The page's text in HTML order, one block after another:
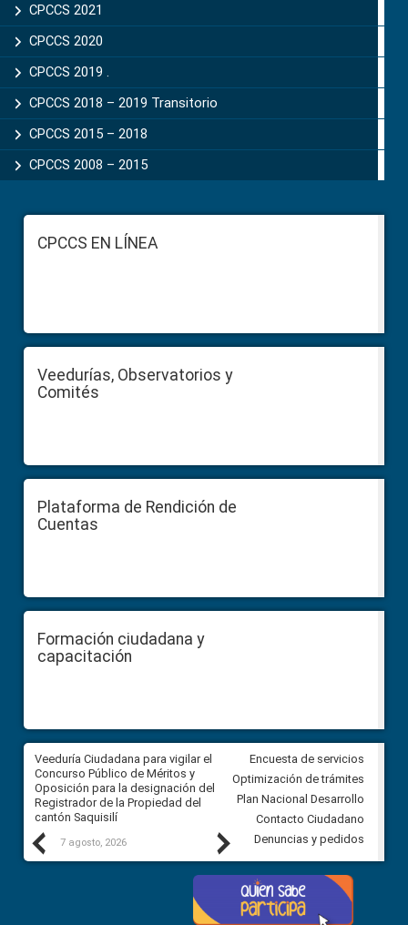
CPCCS 2021
CPCCS 2020
CPCCS 2019 .
CPCCS 2018 – 2019 Transitorio
CPCCS 2015 – 2018
CPCCS 2008 – 2015
FooterCPCCS EN LÍNEA
Veedurías, Observatorios y
Comités
Plataforma de Rendición de
Cuentas
Formación ciudadana y
capacitación
Previous
Veeduría Ciudadana para vigilar el
Concurso Público de Méritos y
Oposición para la designación del
Registrador de la Propiedad del
cantón Saquisilí
7 agosto, 2026
Veeduría Ciudadana para
construcción del asfaltado de
diferentes barrios del sector
Ballenita del cantón Santa
7 agosto, 2026
Next
Encuesta de servicios
Optimización de trámites
Plan Nacional Desarrollo
Contacto Ciudadano
Denuncias y pedidos